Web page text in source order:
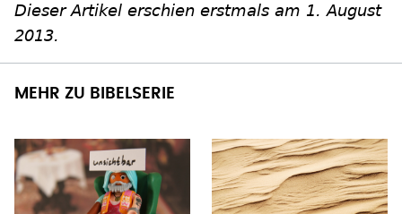
Dieser Artikel erschien erstmals am 1. August
2013.
MEHR ZU BIBELSERIE